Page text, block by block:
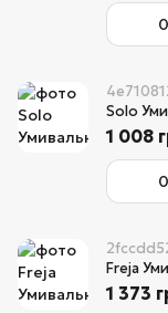
Solo
1 008
Freja
1 373